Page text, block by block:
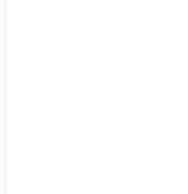
приходится пробовать
для него – источник новой
встречается у деток от 3
физическом